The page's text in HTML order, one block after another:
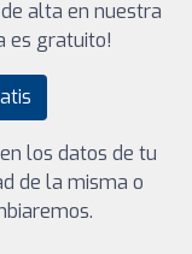
alta en nuestra
es gratuito!
los datos de tu
de la misma o